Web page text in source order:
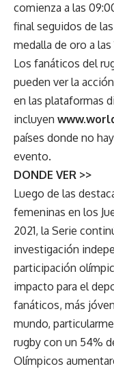
comienza a las
final seguidos de
medalla de oro a las
Los fanáticos del
pueden ver la
en las plataformas
incluyen
países donde no
evento.
DONDE VER >>
Luego de las
femeninas en los
2021, la Serie
investigación
participación
impacto para el
fanáticos, más
mundo,
rugby con un 54%
Olímpicos